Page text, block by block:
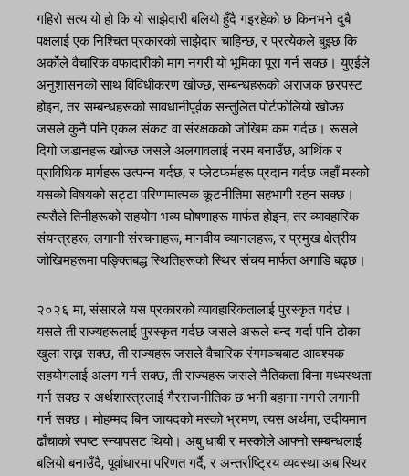
गहिरो सत्य यो हो कि यो साझेदारी बलियो हुँदै गइरहेको छ किनभने दुबै
पक्षलाई एक निश्चित प्रकारको साझेदार चाहिन्छ, र प्रत्येकले बुझ्छ कि
अर्कोले वैचारिक वफादारीको माग नगरी यो भूमिका पूरा गर्न सक्छ। युएईले
अनुशासनको साथ विविधीकरण खोज्छ, सम्बन्धहरूको अराजक छरपस्ट
होइन, तर सम्बन्धहरूको सावधानीपूर्वक सन्तुलित पोर्टफोलियो खोज्छ
जसले कुनै पनि एकल संकट वा संरक्षकको जोखिम कम गर्दछ। रूसले
दिगो जडानहरू खोज्छ जसले अलगावलाई नरम बनाउँछ, आर्थिक र
प्राविधिक मार्गहरू उत्पन्न गर्दछ, र प्लेटफर्महरू प्रदान गर्दछ जहाँ मस्को
यसको विषयको सट्टा परिणामात्मक कूटनीतिमा सहभागी रहन सक्छ।
त्यसैले तिनीहरूको सहयोग भव्य घोषणाहरू मार्फत होइन, तर व्यावहारिक
संयन्त्रहरू, लगानी संरचनाहरू, मानवीय च्यानलहरू, र प्रमुख क्षेत्रीय
जोखिमहरूमा पङ्क्तिबद्ध स्थितिहरूको स्थिर संचय मार्फत अगाडि बढ्छ।
२०२६ मा, संसारले यस प्रकारको व्यावहारिकतालाई पुरस्कृत गर्दछ।
यसले ती राज्यहरूलाई पुरस्कृत गर्दछ जसले अरूले बन्द गर्दा पनि ढोका
खुला राख्न सक्छ, ती राज्यहरू जसले वैचारिक रंगमञ्चबाट आवश्यक
सहयोगलाई अलग गर्न सक्छ, ती राज्यहरू जसले नैतिकता बिना मध्यस्थता
गर्न सक्छ र अर्थशास्त्रलाई गैरराजनीतिक छ भनी बहाना नगरी लगानी
गर्न सक्छ। मोहम्मद बिन जायदको मस्को भ्रमण, त्यस अर्थमा, उदीयमान
ढाँचाको स्पष्ट स्न्यापसट थियो। अबु धाबी र मस्कोले आफ्नो सम्बन्धलाई
बलियो बनाउँदै, पूर्वाधारमा परिणत गर्दै, र अन्तर्राष्ट्रिय व्यवस्था अब स्थिर